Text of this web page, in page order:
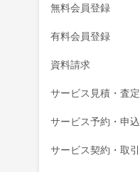
無料会員登録
有料会員登録
資料請求
サービス見積・査定
サービス予約・申込
サービス契約・取引